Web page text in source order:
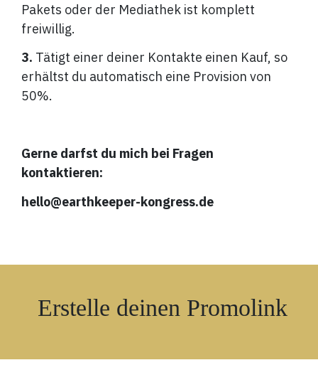
Pakets oder der Mediathek ist komplett
freiwillig.
3. Tätigt einer deiner Kontakte einen Kauf, so
erhältst du automatisch eine Provision von
50%.
Gerne darfst du mich bei Fragen
kontaktieren:
hello@earthkeeper-kongress.de
Erstelle deinen Promolink